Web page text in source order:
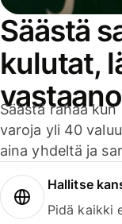
Säästä
kulutat,
Säästä rahaa
varoja yli 40
aina yhdeltä ja
Hallitse
Pidä kaikki